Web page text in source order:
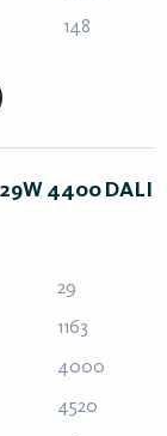
148
4400 DALI
29
1163
4000
4520